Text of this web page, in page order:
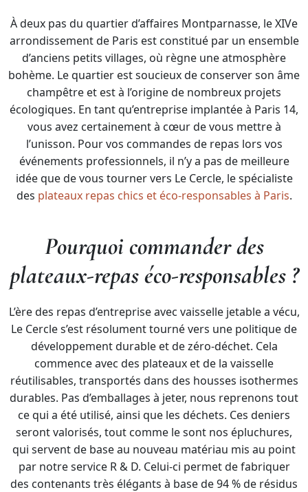
À deux pas du quartier d’affaires Montparnasse, le XIVe
arrondissement de Paris est constitué par un ensemble
d’anciens petits villages, où règne une atmosphère
bohème. Le quartier est soucieux de conserver son âme
champêtre et est à l’origine de nombreux projets
écologiques. En tant qu’entreprise implantée à Paris 14,
vous avez certainement à cœur de vous mettre à
l’unisson. Pour vos commandes de repas lors vos
événements professionnels, il n’y a pas de meilleure
idée que de vous tourner vers Le Cercle, le spécialiste
des plateaux repas chics et éco-responsables à Paris.
Pourquoi commander des
plateaux-repas éco-responsables ?
L’ère des repas d’entreprise avec vaisselle jetable a vécu,
Le Cercle s’est résolument tourné vers une politique de
développement durable et de zéro-déchet. Cela
commence avec des plateaux et de la vaisselle
réutilisables, transportés dans des housses isothermes
durables. Pas d’emballages à jeter, nous reprenons tout
ce qui a été utilisé, ainsi que les déchets. Ces deniers
seront valorisés, tout comme le sont nos épluchures,
qui servent de base au nouveau matériau mis au point
par notre service R & D. Celui-ci permet de fabriquer
des contenants très élégants à base de 94 % de résidus